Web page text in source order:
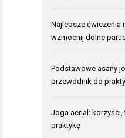
Najlepsze ćwiczenia
wzmocnij dolne
Podstawowe asany
przewodnik do
Joga aerial:
praktykę